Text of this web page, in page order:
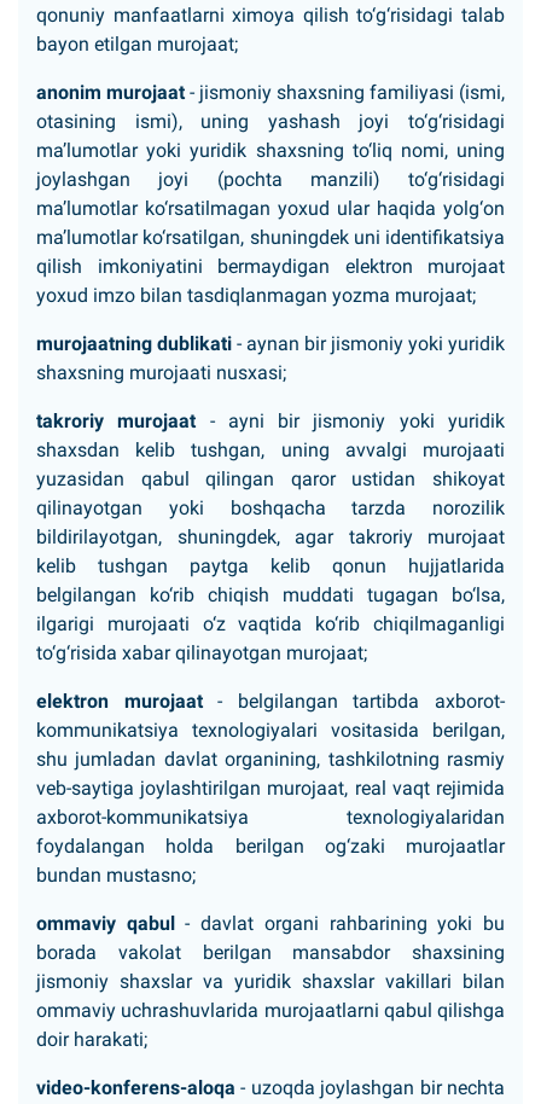
qonuniy manfaatlarni ximoya qilish to‘g‘risidagi talab
bayon etilgan murojaat;
anonim murojaat - jismoniy shaxsning familiyasi (ismi,
otasining ismi), uning yashash joyi to‘g‘risidagi
ma’lumotlar yoki yuridik shaxsning to‘liq nomi, uning
joylashgan joyi (pochta manzili) to‘g‘risidagi
ma’lumotlar ko‘rsatilmagan yoxud ular haqida yolg‘on
ma’lumotlar ko‘rsatilgan, shuningdek uni identifikatsiya
qilish imkoniyatini bermaydigan elektron murojaat
yoxud imzo bilan tasdiqlanmagan yozma murojaat;
murojaatning dublikati - aynan bir jismoniy yoki yuridik
shaxsning murojaati nusxasi;
takroriy murojaat - ayni bir jismoniy yoki yuridik
shaxsdan kelib tushgan, uning avvalgi murojaati
yuzasidan qabul qilingan qaror ustidan shikoyat
qilinayotgan yoki boshqacha tarzda norozilik
bildirilayotgan, shuningdek, agar takroriy murojaat
kelib tushgan paytga kelib qonun hujjatlarida
belgilangan ko‘rib chiqish muddati tugagan bo‘lsa,
ilgarigi murojaati o‘z vaqtida ko‘rib chiqilmaganligi
to‘g‘risida xabar qilinayotgan murojaat;
elektron murojaat- belgilangan tartibda axborot-
kommunikatsiya texnologiyalari vositasida berilgan,
shu jumladan davlat organining, tashkilotning rasmiy
veb-saytiga joylashtirilgan murojaat, real vaqt rejimida
axborot-kommunikatsiya texnologiyalaridan
foydalangan holda berilgan og‘zaki murojaatlar
bundan mustasno;
ommaviy qabul- davlat organi rahbarining yoki bu
borada vakolat berilgan mansabdor shaxsining
jismoniy shaxslar va yuridik shaxslar vakillari bilan
ommaviy uchrashuvlarida murojaatlarni qabul qilishga
doir harakati;
video-konferens-aloqa - uzoqda joylashgan bir nechta